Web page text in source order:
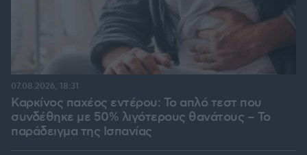
Καρκίνος παχέος εντέρου: Το απλό τεστ που
συνδέθηκε με 50% λιγότερους θανάτους – Το
παράδειγμα της Ισπανίας
07.08.2026, 18:31